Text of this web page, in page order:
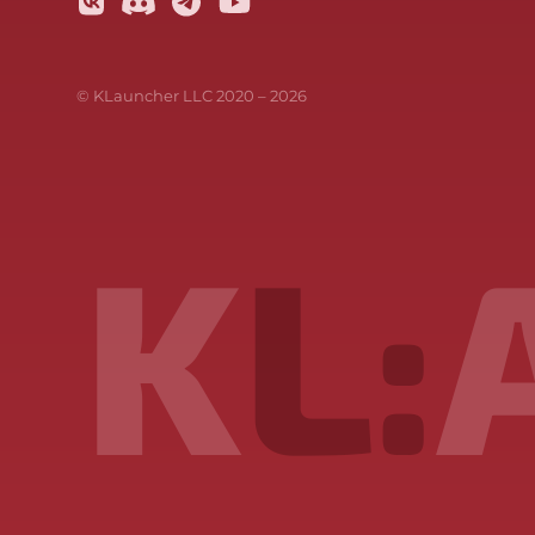
© KLauncher LLC 2020 –2026
KL: